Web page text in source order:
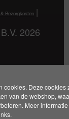
cookies. Deze cookies
van de webshop,
Meer
Bezorgkosten |
2026